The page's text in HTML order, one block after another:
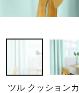
ツル クッション